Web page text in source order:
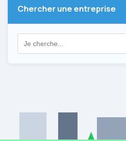
Chercher une entreprise